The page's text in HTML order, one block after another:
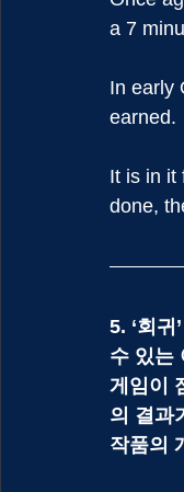
a 7
In early
earned.
It is in it
done,
5. ‘회
수 있는
게임이
의 결과
작품의